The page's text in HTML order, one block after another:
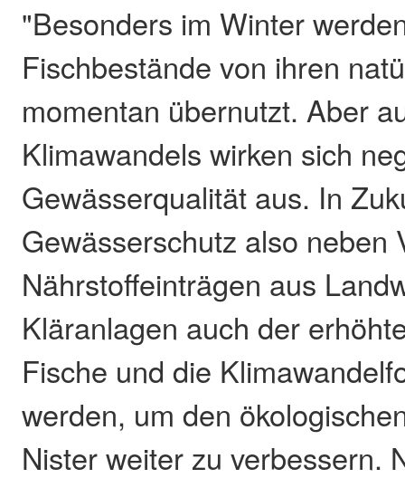
"Besonders im Winter
Fischbestände von ihren
momentan übernutzt. Aber
Klimawandels wirken sich
Gewässerqualität aus. In
Gewässerschutz also neben
Nährstoffeinträgen aus
Kläranlagen auch der
Fische und die
werden, um den
Nister weiter zu verbessern.